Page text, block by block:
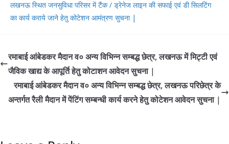
लखनऊ स्थित जनसुविधा परिसर में टैंक / ड्रेनेज लाइन की सफाई एवं डी सिलटिंग
का कार्य कराये जाने हेतु कोटेशन आमंत्रण सुचना |
रमाबाई आंबेडकर मैदान व० अन्य विभिन्न सम्बद्ध छेत्र, लखनऊ में मिट्टी एवं
जैविक खाद्य के आपूर्ति हेतु कोटाशन आवेदन सुचना |
रमाबाई आंबेडकर मैदान व० अन्य विभिन्न सम्बद्ध छेत्र, लखनऊ परिछेत्र के
अन्तर्गत रैली मैदान में पेंटिंग सम्बन्धी कार्य करने हेतु कोटेशन आवेदन सुचना |